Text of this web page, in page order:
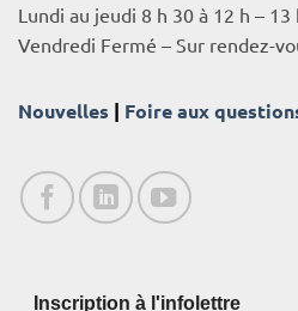
Lundi au jeudi 8 h 30 à 12 h – 13
Vendredi Fermé – Sur rendez-
Nouvelles | Foire aux
Inscription à l'infolettre